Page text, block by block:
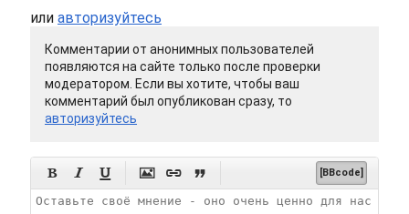
или авторизуйтесь
Комментарии от анонимных пользователей
появляются на сайте только после проверки
модератором. Если вы хотите, чтобы ваш
комментарий был опубликован сразу, то
авторизуйтесь
      [BBcode]